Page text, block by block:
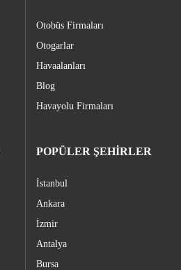
Otobüs Firmaları
Otogarlar
Havaalanları
Blog
Havayolu Firmaları
POPÜLER ŞEHİRLER
İstanbul
Ankara
İzmir
Antalya
Bursa